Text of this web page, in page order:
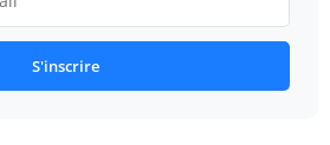
S'inscrire